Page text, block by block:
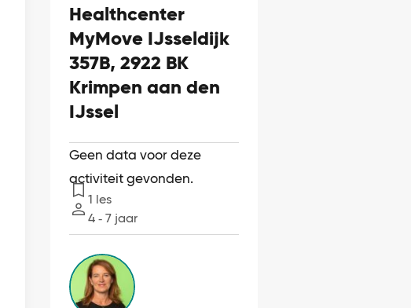
Healthcenter
MyMove IJsseldijk
357B, 2922 BK
Krimpen aan den
IJssel
Geen data voor deze
activiteit gevonden.
Lessen
1 les
Leeftijd
4 ‐ 7 jaar